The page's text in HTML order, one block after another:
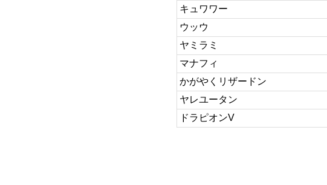
キュワワー
ウッウ
ヤミラミ
マナフィ
かがやくリザードン
ヤレユータン
ドラピオンV